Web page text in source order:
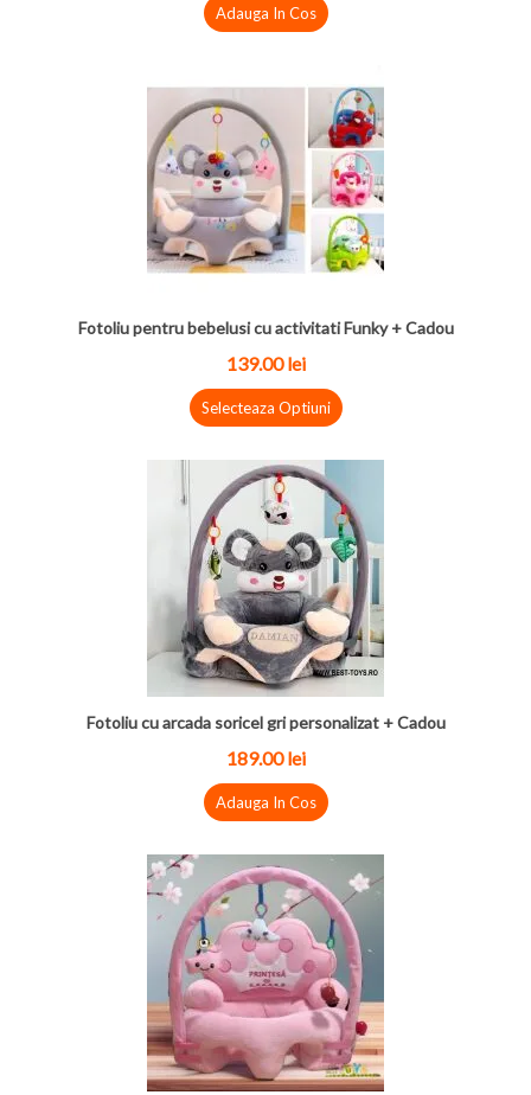
Adauga In Cos
Fotoliu pentru bebelusi cu activitati Funky + Cadou
139.00 lei
Selecteaza Optiuni
Fotoliu cu arcada soricel gri personalizat + Cadou
189.00 lei
Adauga In Cos